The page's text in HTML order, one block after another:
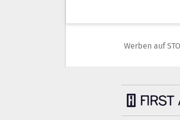
Werben auf